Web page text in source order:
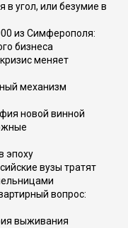
в угол, или безумие в
из Симферополя:
бизнеса
меняет
механизм
новой винной
эпоху
вузы тратят
вопрос:
выживания